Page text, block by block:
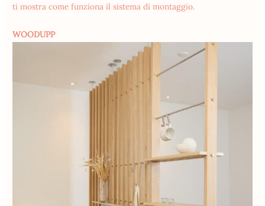
ti mostra come funziona il sistema di montaggio.
WOODUPP